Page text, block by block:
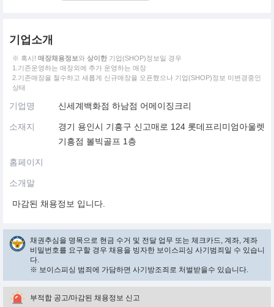
기업소개
※ 혹시! 매장채용정보와 상이한 기업(SHOP)정보일 경우
1.기존운영하는 매장외에 추가 운영하는 매장
2.기존매장을 철수하고 새롭게 신규매장을 오픈했으나 기업(SHOP)정보 미변경중인
상태
기업명 신세계백화점 하남점 어메이징크리
소재지
경기 용인시 기흥구 신고매로 124 롯데프리미엄아울렛
기흥점 볼빅골프 1층
홈페이지
소개말
마감된 채용정보 입니다.
채권추심을 명목으로 현금 수거 및 전달 업무 또는 체크카드, 계좌, 계좌
비밀번호를 요구할 경우 채용을 빙자한 보이스피싱 사기범죄일 수 있습니
다.
※ 보이스피싱 범죄에 가담하면 사기방조죄로 처벌받을수 있습니다.
부적합 공고/마감된 채용정보 신고